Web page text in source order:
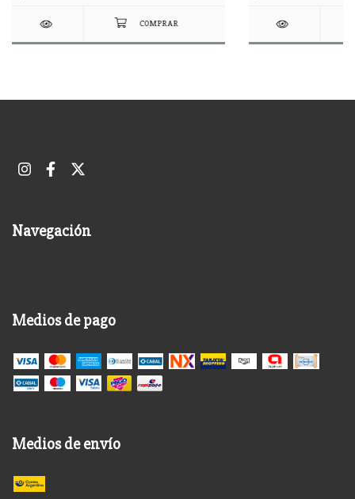
Navegación
Medios de pago
Medios de envío